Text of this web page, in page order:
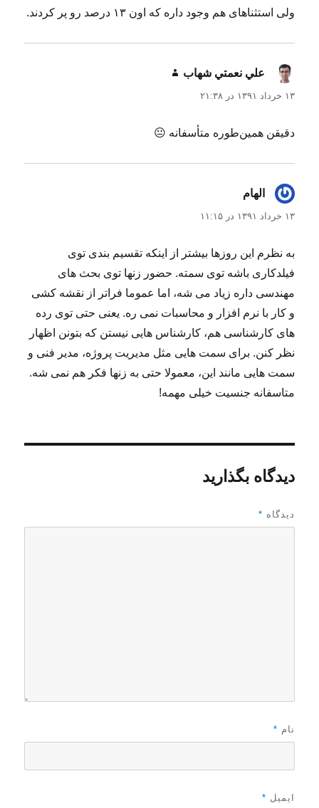
ولی استثناهای هم وجود داره که اون ۱۳ درصد رو پر کردند.
علي نعمتي شهاب
۱۳ خرداد ۱۳۹۱ در ۲۱:۳۸
دقیقن همین‌طوره متأسفانه 😐
الهام
۱۳ خرداد ۱۳۹۱ در ۱۱:۱۵
به نظرم این روزها بیشتر از اینکه تقسیم بندی توی
فیلدکاری باشه توی سمته. حضور زنها توی بحث های
مهندسی داره زیاد می شه، اما عموما فراتر از نقشه کشی
و کار با نرم افزار و محاسبات نمی ره. یعنی حتی توی رده
های کارشناسی هم، کارشناس هایی نیستن که بتونن اظهار
نظر کنن. برای سمت هایی مثل مدیریت پروژه، مدیر فنی و
سمت هایی مانند این، معمولا حتی به زنها فکر هم نمی شه.
متاسفانه جنسیت خیلی مهمه!
دیدگاه بگذارید
دیدگاه *
نام *
ایمیل *